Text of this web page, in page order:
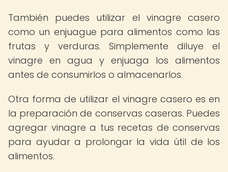
También puedes utilizar el vinagre casero
como un enjuague para alimentos como las
frutas y verduras. Simplemente diluye el
vinagre en agua y enjuaga los alimentos
antes de consumirlos o almacenarlos.
Otra forma de utilizar el vinagre casero es en
la preparación de conservas caseras. Puedes
agregar vinagre a tus recetas de conservas
para ayudar a prolongar la vida útil de los
alimentos.